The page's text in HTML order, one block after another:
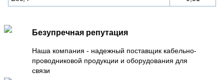
Безупречная репутация
Наша компания - надежный поставщик кабельно-
проводниковой продукции и оборудования для
связи